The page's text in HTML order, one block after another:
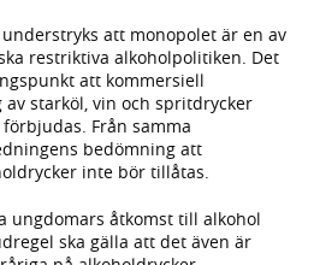
att monopolet är en av
restriktiva alkoholpolitiken. Det
att kommersiell
starköl, vin och spritdrycker
Från samma
bedömning att
inte bör tillåtas.
ungdomars åtkomst till alkohol
ska gälla att det även är